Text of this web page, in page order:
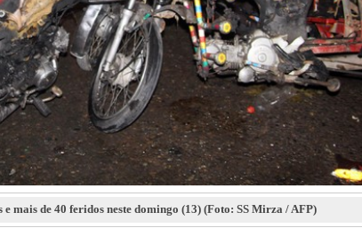
mais de 40 feridos neste domingo (13) (Foto: SS Mirza / AFP)